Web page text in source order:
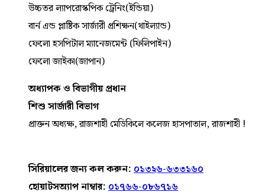
উচ্চতর ল্যাপরোস্কপিক ট্রেনিং(ইন্ডিয়া)
বার্ন এন্ড প্লাষ্টিক সার্জারী প্রশিক্ষন(থাইল্যান্ড)
ফেলো হসপিটাল ম্যানেজমেন্ট (ফিলিপাইন)
ফেলো জাইকা(জাপান)
অধ্যাপক ও বিভাগীয় প্রধান
শিশু সার্জারী বিভাগ
প্রাক্তন অধ্যক্ষ, রাজশাহী মেডিকিলে কলেজ হাসপাতাল, রাজশাহী !
সিরিয়ালের জন্য কল করুন: ০১৩২৬-৬৩৩১৬০
হোয়াটসঅ্যাপ নাম্বার: ০১৭৬৬-০৮৬৭১৬